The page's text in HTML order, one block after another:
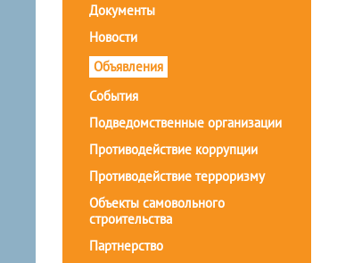
Документы
Новости
Объявления
События
Подведомственные организации
Противодействие коррупции
Противодействие терроризму
Объекты самовольного
строительства
Партнерство